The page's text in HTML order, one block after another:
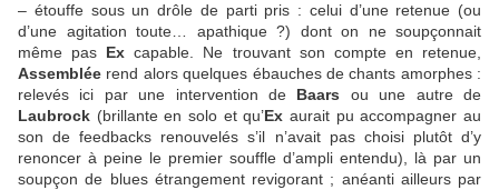
– étouffe sous un drôle de parti pris : celui d’une retenue (ou
d’une agitation toute… apathique ?) dont on ne soupçonnait
même pas Ex capable. Ne trouvant son compte en retenue,
Assemblée rend alors quelques ébauches de chants amorphes :
relevés ici par une intervention de Baars ou une autre de
Laubrock (brillante en solo et qu’Ex aurait pu accompagner au
son de feedbacks renouvelés s’il n’avait pas choisi plutôt d’y
renoncer à peine le premier souffle d’ampli entendu), là par un
soupçon de blues étrangement revigorant ; anéanti ailleurs par